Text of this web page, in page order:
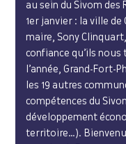
au sein du Sivom des
1er janvier : la ville de
maire, Sony
confiance qu’ils
l’année, Grand-Fort-
les 19 autres
compétences du
développement
territoire…).